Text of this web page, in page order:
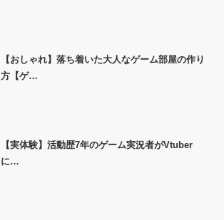
【おしゃれ】落ち着いた大人なゲーム部屋の作り
方【ゲ…
【実体験】活動歴7年のゲーム実況者がVtuber
に…